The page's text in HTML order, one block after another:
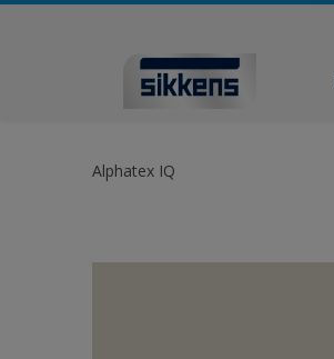
Alphatex IQ